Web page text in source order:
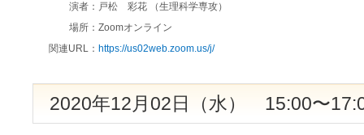
演者： 戸松 彩花 （生理科学専攻）
場所： Zoomオンライン
関連URL： https://us02web.zoom.us/j/
2020年12月02日（水） 15:00〜